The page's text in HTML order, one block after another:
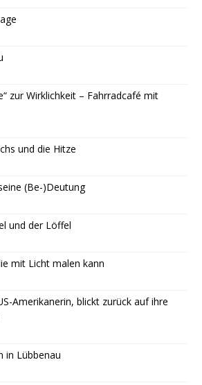
zur Wirklichkeit – Fahrradcafé mit
und die Hitze
(Be-)Deutung
und der Löffel
mit Licht malen kann
Amerikanerin, blickt zurück auf ihre
in Lübbenau